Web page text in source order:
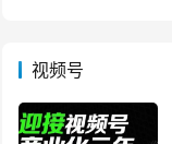
视频号